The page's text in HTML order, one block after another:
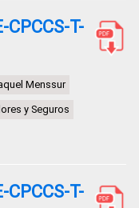
CPCCS-T-
Menssur
y Seguros
CPCCS-T-